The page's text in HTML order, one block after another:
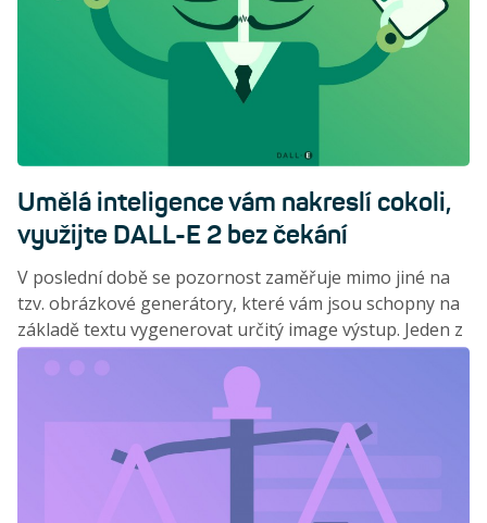
Umělá inteligence vám nakreslí cokoli,
využijte DALL-E 2 bez čekání
V poslední době se pozornost zaměřuje mimo jiné na
tzv. obrázkové generátory, které vám jsou schopny na
základě textu vygenerovat určitý image výstup. Jeden z
nejpokročilejších již nějakou dobu můžete využít bez
dlouhého čekání, které jste museli dříve podstoupit.